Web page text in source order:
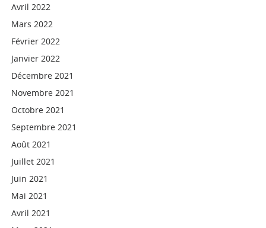
Avril 2022
Mars 2022
Février 2022
Janvier 2022
Décembre 2021
Novembre 2021
Octobre 2021
Septembre 2021
Août 2021
Juillet 2021
Juin 2021
Mai 2021
Avril 2021